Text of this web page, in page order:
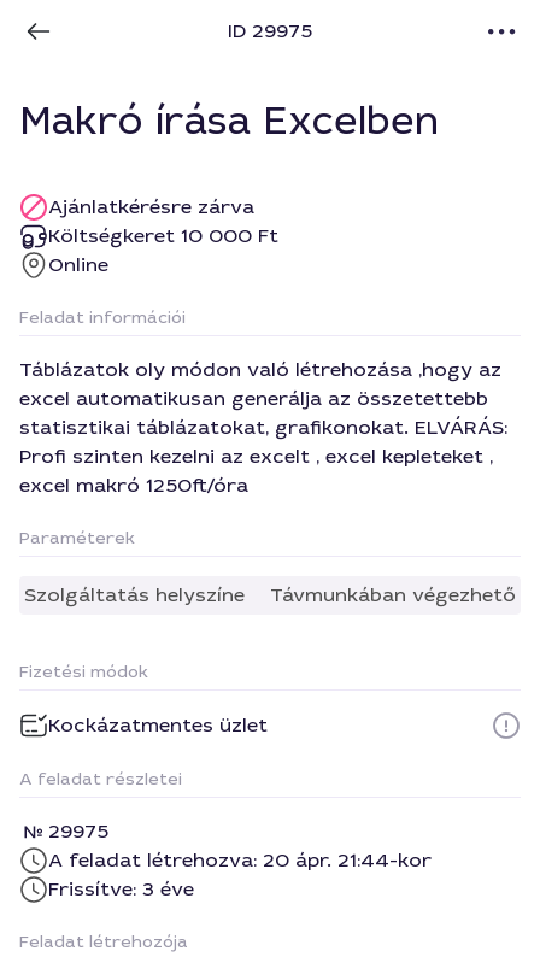
ID 29975
Makró írása Excelben
Ajánlatkérésre zárva
Költségkeret 10 000 Ft
Online
Feladat információi
Táblázatok oly módon való létrehozása ,hogy az
excel automatikusan generálja az összetettebb
statisztikai táblázatokat, grafikonokat. ELVÁRÁS:
Profi szinten kezelni az excelt , excel kepleteket ,
excel makró 1250ft/óra
Paraméterek
Szolgáltatás helyszíne Távmunkában végezhető
Fizetési módok
Kockázatmentes üzlet
A feladat részletei
29975
A feladat létrehozva: 20 ápr. 21:44-kor
Frissítve: 3 éve
Feladat létrehozója